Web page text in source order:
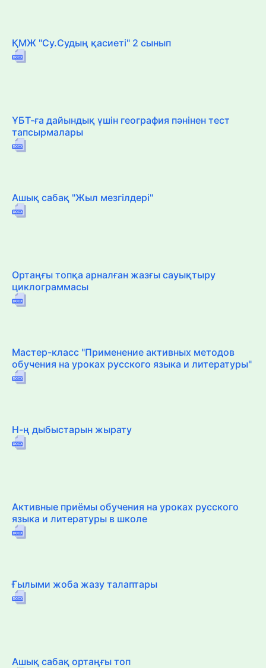
ҚМЖ "Су.Судың қасиеті" 2 сынып
ҰБТ-ға дайындық үшін география пәнінен тест
тапсырмалары
Ашық сабақ "Жыл мезгілдері"
Ортаңғы топқа арналған жазғы сауықтыру
циклограммасы
Мастер-класс "Применение активных методов
обучения на уроках русского языка и литературы"
Н-ң дыбыстарын жырату
Активные приёмы обучения на уроках русского
языка и литературы в школе
Ғылыми жоба жазу талаптары
Ашық сабақ ортаңғы топ